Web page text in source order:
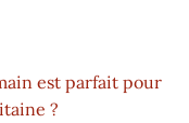
est parfait pour
?